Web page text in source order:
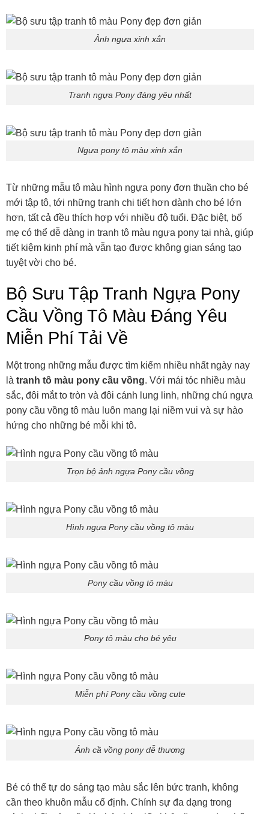
Ảnh ngựa xinh xắn
Tranh ngựa Pony đáng yêu nhất
Ngựa pony tô màu xinh xắn
Từ những mẫu tô màu hình ngựa pony đơn thuần cho bé
mới tập tô, tới những tranh chi tiết hơn dành cho bé lớn
hơn, tất cả đều thích hợp với nhiều độ tuổi. Đặc biệt, bố
mẹ có thể dễ dàng in tranh tô màu ngựa pony tại nhà, giúp
tiết kiệm kinh phí mà vẫn tạo được không gian sáng tạo
tuyệt vời cho bé.
Bộ Sưu Tập Tranh Ngựa Pony
Cầu Vồng Tô Màu Đáng Yêu
Miễn Phí Tải Về
Một trong những mẫu được tìm kiếm nhiều nhất ngày nay
là tranh tô màu pony cầu vồng. Với mái tóc nhiều màu
sắc, đôi mắt to tròn và đôi cánh lung linh, những chú ngựa
pony cầu vồng tô màu luôn mang lại niềm vui và sự hào
hứng cho những bé mỗi khi tô.
Trọn bộ ảnh ngựa Pony cầu vồng
Hình ngựa Pony cầu vồng tô màu
Pony cầu vồng tô màu
Pony tô màu cho bé yêu
Miễn phí Pony cầu vồng cute
Ảnh cầ vồng pony dễ thương
Bé có thể tự do sáng tạo màu sắc lên bức tranh, không
cần theo khuôn mẫu cố định. Chính sự đa dạng trong